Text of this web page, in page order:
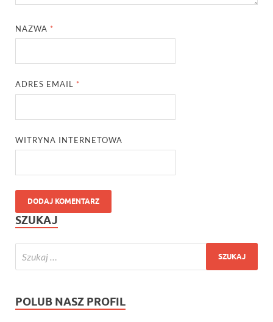
NAZWA *
ADRES EMAIL *
WITRYNA INTERNETOWA
SZUKAJ
POLUB NASZ PROFIL